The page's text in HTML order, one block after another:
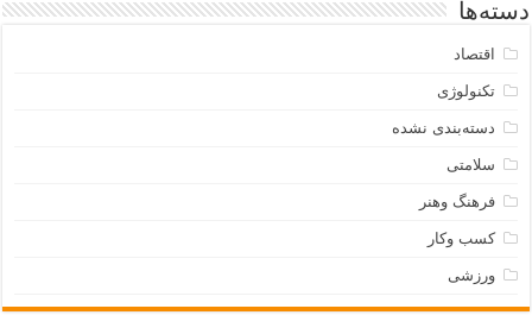
اقتصاد
تکنولوژی
دسته‌بندی نشده
سلامتی
فرهنگ وهنر
کسب وکار
ورزشی